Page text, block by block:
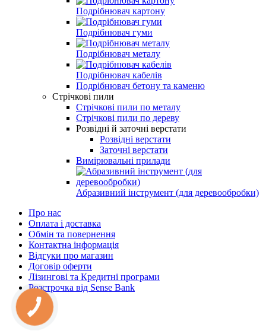
Подрібнювач картону
Подрібнювач гуми
Подрібнювач металу
Подрібнювач кабелів
Подрібнювач бетону та каменю
Стрічкові пили
Стрічкові пили по металу
Стрічкові пили по дереву
Розвідні й заточні верстати
Розвідні верстати
Заточні верстати
Вимірювальні прилади
Абразивний інструмент (для деревообробки)
Про нас
Оплата і доставка
Обмін та повернення
Контактна інформація
Відгуки про магазин
Договір оферти
Лізингові та Кредитні програми
Розстрочка від Sense Bank
Блог